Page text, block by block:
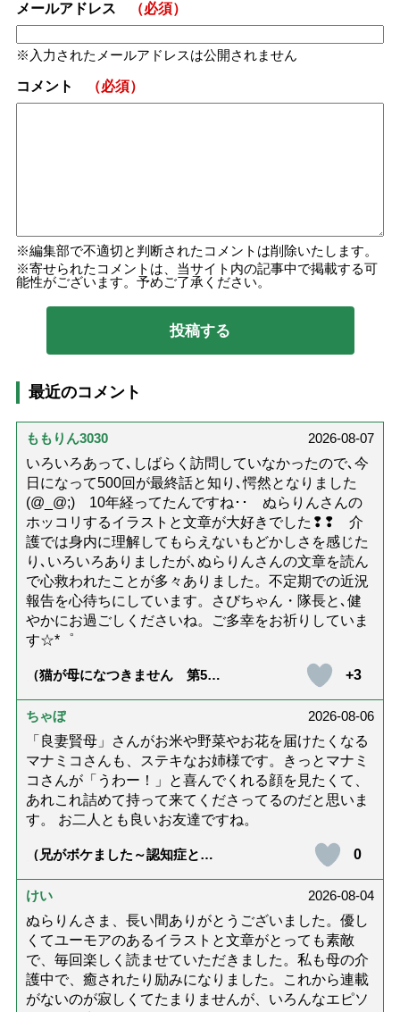
メールアドレス （必須）
入力されたメールアドレスは公開されません
コメント （必須）
編集部で不適切と判断されたコメントは削除いたします。
寄せられたコメントは、当サイト内の記事中で掲載する可
能性がございます。予めご了承ください。
最近のコメント
ももりん3030
2026-08-07
いろいろあって､しばらく訪問していなかったので､今
日になって500回が最終話と知り､愕然となりました
(@_@;) 10年経ってたんですね･･ ぬらりんさんの
ホッコリするイラストと文章が大好きでした❢❢ 介
護では身内に理解してもらえないもどかしさを感じた
り､いろいろありましたが､ぬらりんさんの文章を読ん
で心救われたことが多々ありました。不定期での近況
報告を心待ちにしています。さびちゃん・隊長と､健
やかにお過ごしくださいね。ご多幸をお祈りしていま
す☆*゜
（猫が母になつきません 第500
+3
ちゃぼ
2026-08-06
「良妻賢母」さんがお米や野菜やお花を届けたくなる
マナミコさんも、ステキなお姉様です。きっとマナミ
コさんが「うわー！」と喜んでくれる顔を見たくて、
あれこれ詰めて持って来てくださってるのだと思いま
す。 お二人とも良いお友達ですね。
（兄がボケました～認知症と介
達』が届きました」）
0
けい
2026-08-04
ぬらりんさま、長い間ありがとうございました。優し
くてユーモアのあるイラストと文章がとっても素敵
で、毎回楽しく読ませていただきました。私も母の介
護中で、癒されたり励みになりました。これから連載
がないのが寂しくてたまりませんが、いろんなエピソ